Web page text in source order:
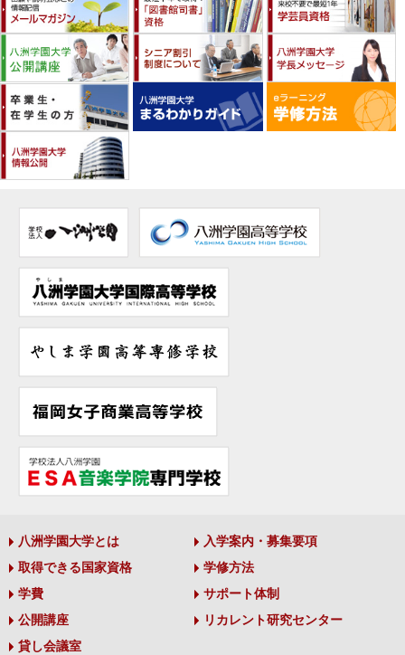
八洲学園大学とは
入学案内・募集要項
取得できる国家資格
学修方法
学費
サポート体制
公開講座
リカレント研究センター
貸し会議室